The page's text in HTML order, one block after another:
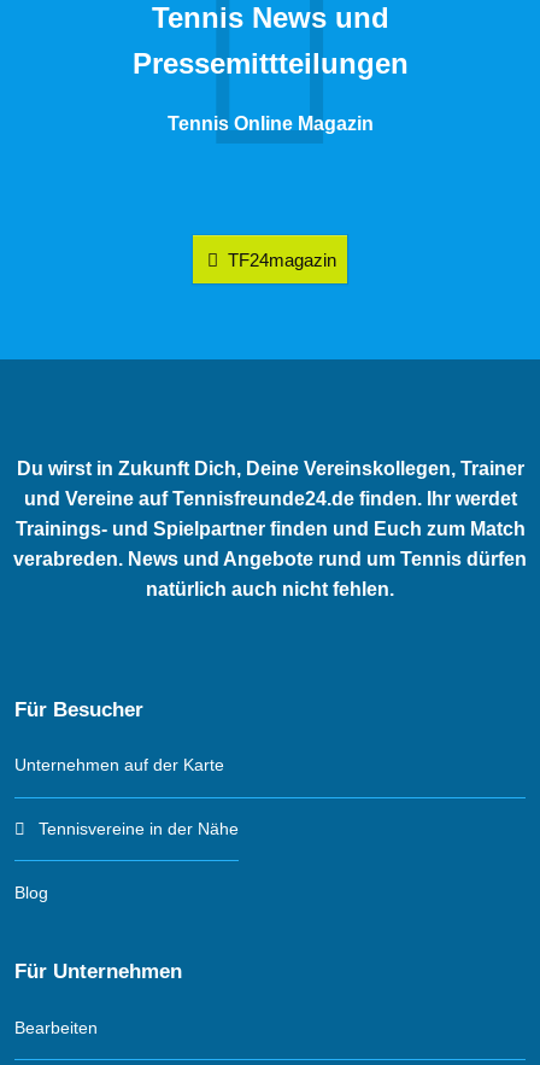
Tennis News und
Pressemittteilungen
Tennis Online Magazin
TF24magazin
Du wirst in Zukunft Dich, Deine Vereinskollegen, Trainer
und Vereine auf Tennisfreunde24.de finden. Ihr werdet
Trainings- und Spielpartner finden und Euch zum Match
verabreden. News und Angebote rund um Tennis dürfen
natürlich auch nicht fehlen.
Für Besucher
Unternehmen auf der Karte
Tennisvereine in der Nähe
Blog
Für Unternehmen
Bearbeiten